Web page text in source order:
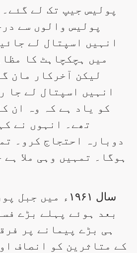
پولیس جیپ تک لے
پولیس والوں سے
انہیں اسپتال لے
میں ہچکچاہٹ کا
لیکن آخرکار مان
انہیں اسپتال لے جا
کو یاد ہے کہ وہ ان
تھے۔ انہوں نے
دوبارہ احتجاج کرو۔
ہوگا۔ تمہیں وہی ملا
سال ۱۹۶۱ء میں
بعد ہوئے پہلے بڑے
ہی بڑے پیمانے پر
کے متاثرین کو انصاف